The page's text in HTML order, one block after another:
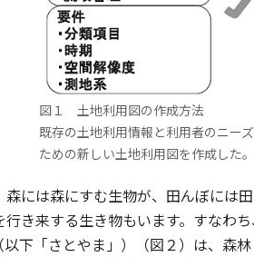
図１ 土地利用図の作成方法
既存の土地利用情報と利用者のニー
ための新しい土地利用図を作成した。
には森にすむ生物が、田んぼには
き来する生き物もいます。すなわ
以下「さとやま」）（図２）は、森